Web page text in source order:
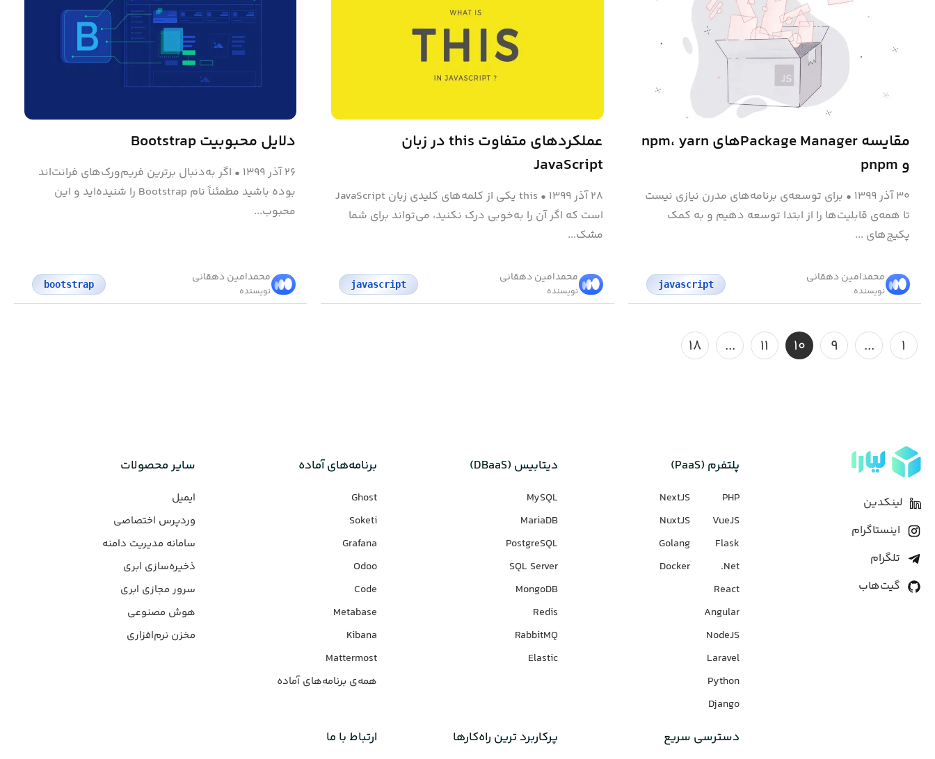
مقایسه Package Managerهای npm، yarn
و pnpm
۳۰ آذر ۱۳۹۹ • برای توسعه‌ی برنامه‌های مدرن نیازی نیست
تا همه‌ی قابلیت‌ها را از ابتدا توسعه دهیم و به کمک
پکیج‌های ...
محمد‌امین دهقانی
نویسنده
javascript
عملکرد‌های متفاوت this در زبان
JavaScript
۲۸ آذر ۱۳۹۹ •
this یکی از کلمه‌های کلیدی زبان JavaScript
است که اگر آن را به‌خوبی درک نکنید، می‌تواند برای شما
مشک...
محمد‌امین دهقانی
نویسنده
javascript
دلایل محبوبیت Bootstrap
۲۶ آذر ۱۳۹۹ • اگر به‌دنبال برترین فریم‌ورک‌های فرانت‌اند
بوده باشید مطمئناً نام Bootstrap را شنیده‌اید و این
محبوب...
محمد‌امین دهقانی
نویسنده
bootstrap
۱ ... ۹ ۱۰ ۱۱ ... ۱۸
لینکدین
اینستاگرام
تلگرام
گیت‌هاب
پلتفرم (PaaS)
PHP
VueJS
Flask
Net.
React
Angular
NodeJS
Laravel
Python
Django
NextJS
NuxtJS
Golang
Docker
دیتابیس‌ (DBaaS)
MySQL
MariaDB
PostgreSQL
SQL Server
MongoDB
Redis
RabbitMQ
Elastic
برنامه‌های‌ آماده
Ghost
Soketi
Grafana
Odoo
Code
Metabase
Kibana
Mattermost
همه‌ی برنامه‌های آماده
سایر محصولات
ایمیل
وردپرس‌ اختصاصی
سامانه مدیریت دامنه
ذخیره‌سازی ابری
سرور مجازی ابری
هوش مصنوعی
مخزن نرم‌افزاری
دسترسی سریع پرکاربرد ترین راه‌کارها ارتباط با ما